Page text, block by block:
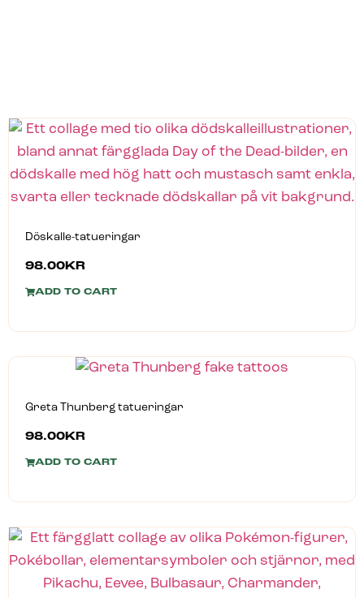
Döskalle-tatueringar
98.00 KR
ADD TO CART
Greta Thunberg tatueringar
98.00KR
ADD TO CART